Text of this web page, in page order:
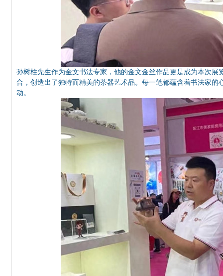
孙树柱先生作为金文书法专家，他的金文金丝作品更是成为本次
合，创造出了独特而精美的茶器艺术品。每一笔都蕴含着书法家
动。